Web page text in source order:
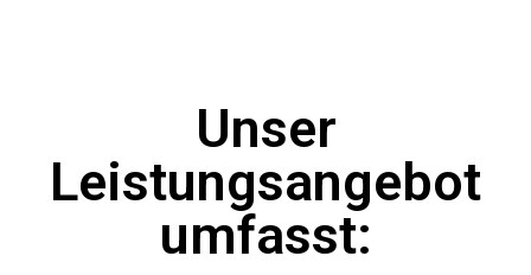
Unser
Leistungsangebot
umfasst: